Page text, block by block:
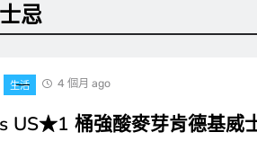
忌
生活 4 個月 ago
US★1 桶強酸麥芽肯德基威